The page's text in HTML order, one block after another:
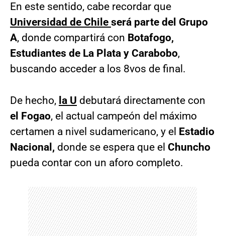
En este sentido, cabe recordar que
Universidad de Chile será parte del Grupo
A, donde compartirá con Botafogo,
Estudiantes de La Plata y Carabobo,
buscando acceder a los 8vos de final.
De hecho, la U debutará directamente con
el Fogao, el actual campeón del máximo
certamen a nivel sudamericano, y el Estadio
Nacional, donde se espera que el Chuncho
pueda contar con un aforo completo.